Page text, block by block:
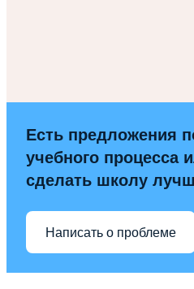
Есть предложения
учебного процесса
сделать школу
Написать о проблеме